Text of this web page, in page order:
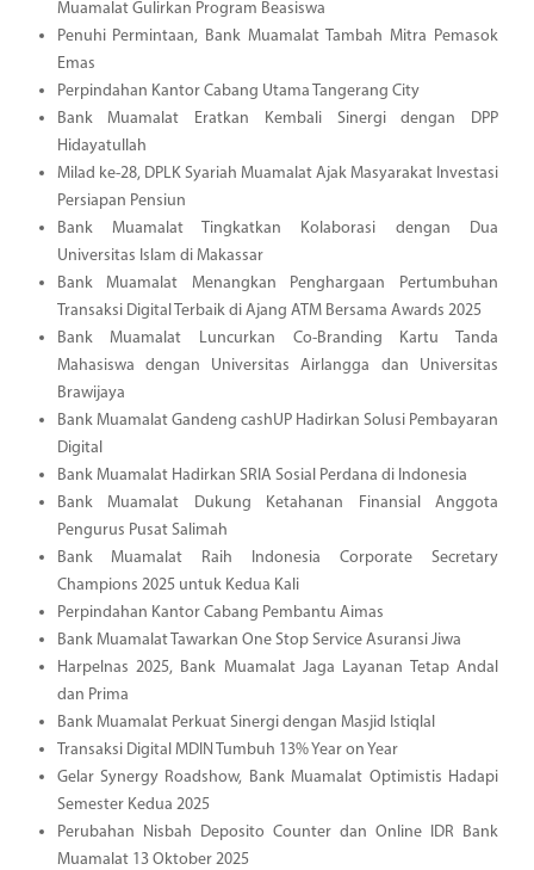
Muamalat Gulirkan Program Beasiswa
Penuhi Permintaan, Bank Muamalat Tambah Mitra Pemasok
Emas
Perpindahan Kantor Cabang Utama Tangerang City
Bank Muamalat Eratkan Kembali Sinergi dengan DPP
Hidayatullah
Milad ke-28, DPLK Syariah Muamalat Ajak Masyarakat Investasi
Persiapan Pensiun
Bank Muamalat Tingkatkan Kolaborasi dengan Dua
Universitas Islam di Makassar
Bank Muamalat Menangkan Penghargaan Pertumbuhan
Transaksi Digital Terbaik di Ajang ATM Bersama Awards 2025
Bank Muamalat Luncurkan Co-Branding Kartu Tanda
Mahasiswa dengan Universitas Airlangga dan Universitas
Brawijaya
Bank Muamalat Gandeng cashUP Hadirkan Solusi Pembayaran
Digital
Bank Muamalat Hadirkan SRIA Sosial Perdana di Indonesia
Bank Muamalat Dukung Ketahanan Finansial Anggota
Pengurus Pusat Salimah
Bank Muamalat Raih Indonesia Corporate Secretary
Champions 2025 untuk Kedua Kali
Perpindahan Kantor Cabang Pembantu Aimas
Bank Muamalat Tawarkan One Stop Service Asuransi Jiwa
Harpelnas 2025, Bank Muamalat Jaga Layanan Tetap Andal
dan Prima
Bank Muamalat Perkuat Sinergi dengan Masjid Istiqlal
Transaksi Digital MDIN Tumbuh 13% Year on Year
Gelar Synergy Roadshow, Bank Muamalat Optimistis Hadapi
Semester Kedua 2025
Perubahan Nisbah Deposito Counter dan Online IDR Bank
Muamalat 13 Oktober 2025